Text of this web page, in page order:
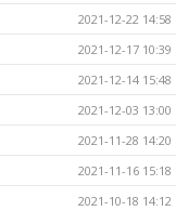
2021-12-22 14:58
2021-12-17 10:39
2021-12-14 15:48
2021-12-03 13:00
2021-11-28 14:20
2021-11-16 15:18
2021-10-18 14:12